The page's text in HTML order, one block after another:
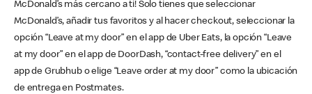
McDonald’s más cercano a ti! Solo tienes que seleccionar
McDonald’s, añadir tus favoritos y al hacer checkout, seleccionar la
opción “Leave at my door” en el app de Uber Eats, la opción “Leave
at my door” en el app de DoorDash, “contact-free delivery” en el
app de Grubhub o elige “Leave order at my door” como la ubicación
de entrega en Postmates.